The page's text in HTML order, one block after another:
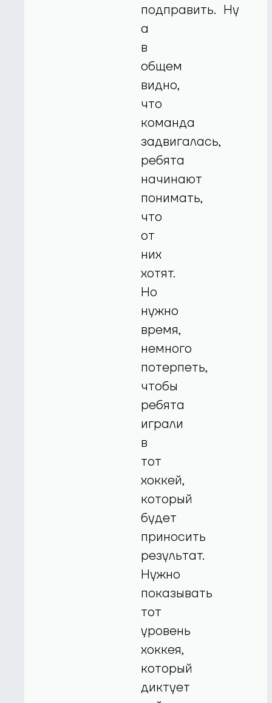
подправить. Ну
а
в
общем
видно,
что
команда
задвигалась,
ребята
начинают
понимать,
что
от
них
хотят.
Но
нужно
время,
немного
потерпеть,
чтобы
ребята
играли
в
тот
хоккей,
который
будет
приносить
результат.
Нужно
показывать
тот
уровень
хоккея,
который
диктует